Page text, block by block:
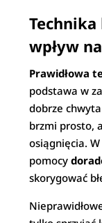
wpływ
Prawidłowa
podstawa w
dobrze
brzmi prosto,
osiągnięcia.
pomocy
skorygować